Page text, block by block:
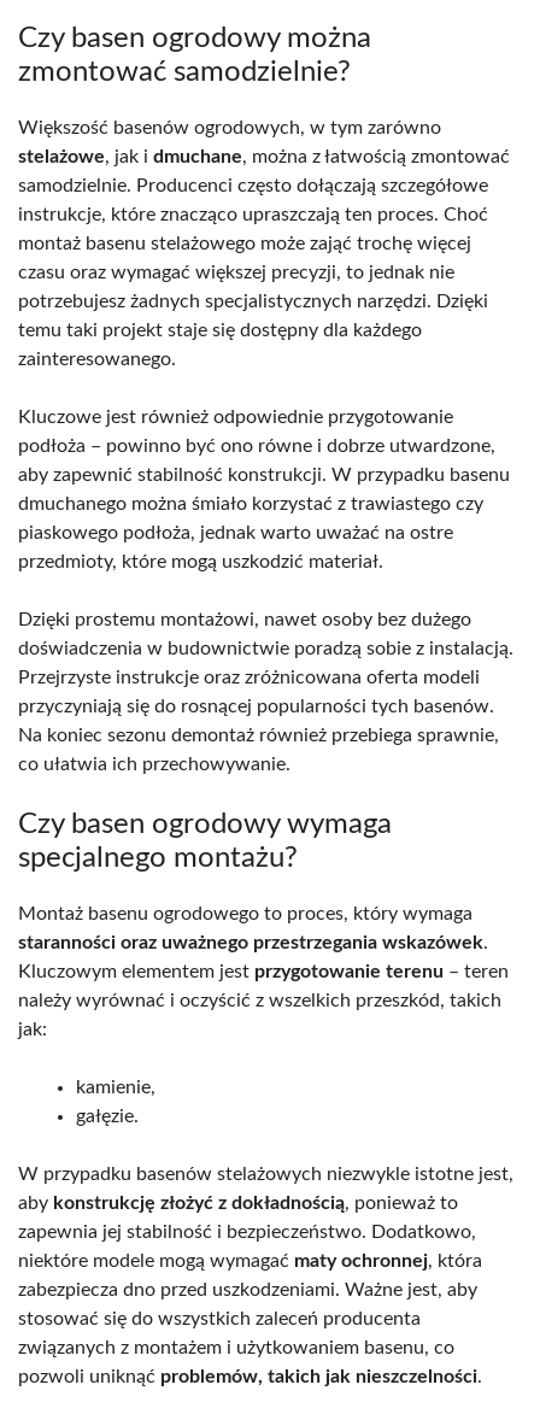
Czy basen ogrodowy można
zmontować samodzielnie?
Większość basenów ogrodowych, w tym zarówno
stelażowe, jak i dmuchane, można z łatwością zmontować
samodzielnie. Producenci często dołączają szczegółowe
instrukcje, które znacząco upraszczają ten proces. Choć
montaż basenu stelażowego może zająć trochę więcej
czasu oraz wymagać większej precyzji, to jednak nie
potrzebujesz żadnych specjalistycznych narzędzi. Dzięki
temu taki projekt staje się dostępny dla każdego
zainteresowanego.
Kluczowe jest również odpowiednie przygotowanie
podłoża – powinno być ono równe i dobrze utwardzone,
aby zapewnić stabilność konstrukcji. W przypadku basenu
dmuchanego można śmiało korzystać z trawiastego czy
piaskowego podłoża, jednak warto uważać na ostre
przedmioty, które mogą uszkodzić materiał.
Dzięki prostemu montażowi, nawet osoby bez dużego
doświadczenia w budownictwie poradzą sobie z instalacją.
Przejrzyste instrukcje oraz zróżnicowana oferta modeli
przyczyniają się do rosnącej popularności tych basenów.
Na koniec sezonu demontaż również przebiega sprawnie,
co ułatwia ich przechowywanie.
Czy basen ogrodowy wymaga
specjalnego montażu?
Montaż basenu ogrodowego to proces, który wymaga
staranności oraz uważnego przestrzegania wskazówek.
Kluczowym elementem jest przygotowanie terenu – teren
należy wyrównać i oczyścić z wszelkich przeszkód, takich
jak:
kamienie,
gałęzie.
W przypadku basenów stelażowych niezwykle istotne jest,
aby konstrukcję złożyć z dokładnością, ponieważ to
zapewnia jej stabilność i bezpieczeństwo. Dodatkowo,
niektóre modele mogą wymagać maty ochronnej, która
zabezpiecza dno przed uszkodzeniami. Ważne jest, aby
stosować się do wszystkich zaleceń producenta
związanych z montażem i użytkowaniem basenu, co
pozwoli uniknąć problemów, takich jak nieszczelności.